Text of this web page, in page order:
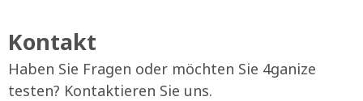
Kontakt
Haben Sie Fragen oder möchten Sie 4ganize
testen? Kontaktieren Sie uns.